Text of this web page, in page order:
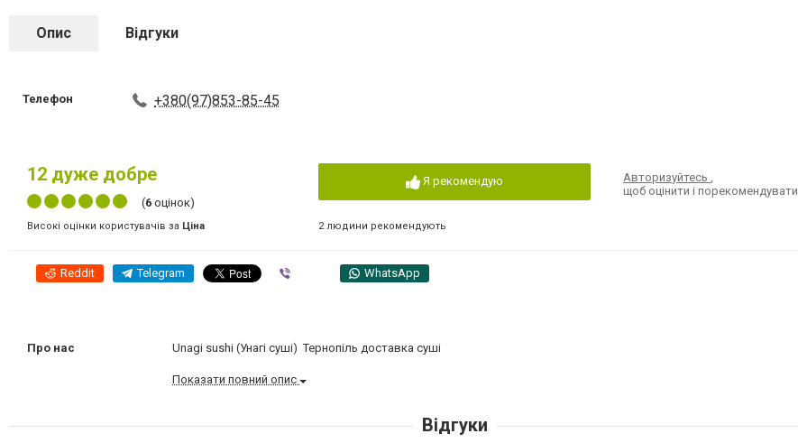
Опис Відгуки
Телефон +380(97)853-85-45
12 дуже добре
(6 оцінок)
Високі оцінки користувачів за Ціна
Я рекомендую
2 людини рекомендують
Авторизуйтесь,
щоб оцінити і порекомендувати
Reddit Telegram WhatsApp
Про нас Unagi sushi (Унагі суші) Тернопіль доставка суші
Показати повний опис
Відгуки